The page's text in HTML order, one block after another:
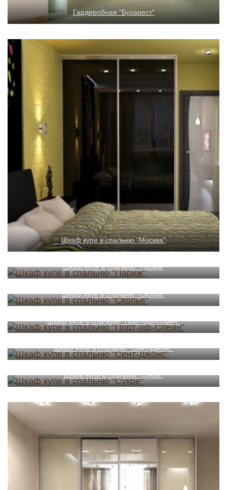
Гардеробная "Бухарест"
Шкаф купе в спальню "Москва"
Шкаф купе в спальню "Париж"
Шкаф купе в спальню "Скопье"
Шкаф купе в спальню "Порт-оф-Спейн"
Шкаф купе в спальню "Сент-Джонс"
Шкаф купе в спальню "Сукре"